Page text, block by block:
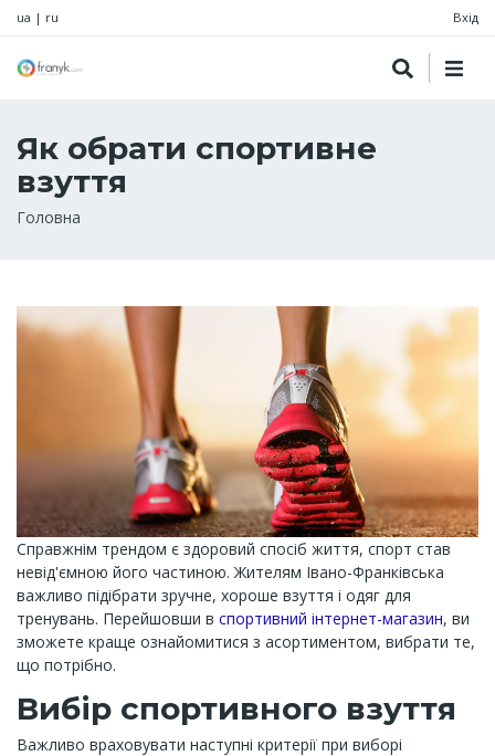
ua | ru Вхід
Як обрати спортивне
взуття
Рядок
Головна
Справжнім трендом є здоровий спосіб життя, спорт став
невід'ємною його частиною. Жителям Івано-Франківська
важливо підібрати зручне, хороше взуття і одяг для
тренувань. Перейшовши в спортивний інтернет-магазин, ви
зможете краще ознайомитися з асортиментом, вибрати те,
що потрібно.
Вибір спортивного взуття
Важливо враховувати наступні критерії при виборі